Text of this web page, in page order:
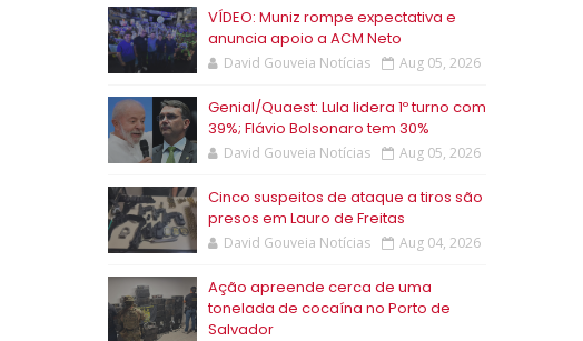
VÍDEO: Muniz rompe expectativa e
anuncia apoio a ACM Neto
David Gouveia Notícias Aug 05, 2026
Genial/Quaest: Lula lidera 1º turno com
39%; Flávio Bolsonaro tem 30%
David Gouveia Notícias Aug 05, 2026
Cinco suspeitos de ataque a tiros são
presos em Lauro de Freitas
David Gouveia Notícias Aug 04, 2026
Ação apreende cerca de uma
tonelada de cocaína no Porto de
Salvador